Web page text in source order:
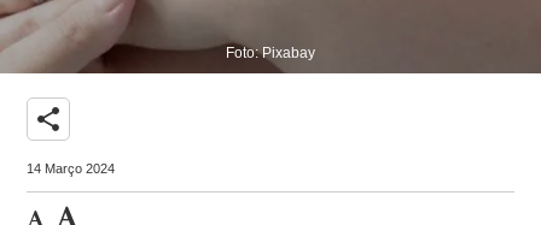
Foto: Pixabay
share
14 Março 2024